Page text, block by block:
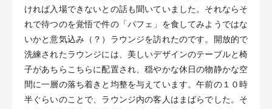
ければ入場できないとの話も聞いていました。それならそ
れで待つのを覚悟で件の「パフェ」を食してみようではな
いかと意気込み（？）ラウンジを訪れたのです。開放的で
洗練されたラウンジには、美しいデザインのテーブルと椅
子があちらこちらに配置され、穏やかな休日の物静かな空
間に一層の落ち着きと均整を与えています。午前の１０時
半ぐらいのことで、ラウンジ内の客人はまばらでした。そ